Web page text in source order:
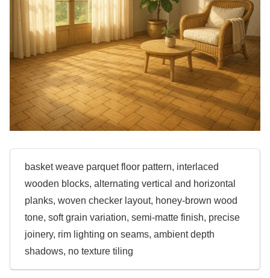
basket weave parquet floor pattern, interlaced
wooden blocks, alternating vertical and horizontal
planks, woven checker layout, honey-brown wood
tone, soft grain variation, semi-matte finish, precise
joinery, rim lighting on seams, ambient depth
shadows, no texture tiling